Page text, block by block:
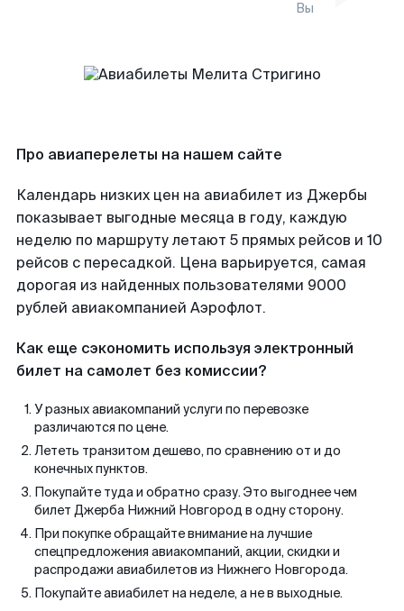
Вы
Про авиаперелеты на нашем сайте
Календарь низких цен на авиабилет из Джербы
показывает выгодные месяца в году, каждую
неделю по маршруту летают 5 прямых рейсов и 10
рейсов с пересадкой. Цена варьируется, самая
дорогая из найденных пользователями 9000
рублей авиакомпанией Аэрофлот.
Как еще сэкономить используя электронный
билет на самолет без комиссии?
У разных авиакомпаний услуги по перевозке
различаются по цене.
Лететь транзитом дешево, по сравнению от и до
конечных пунктов.
Покупайте туда и обратно сразу. Это выгоднее чем
билет Джерба Нижний Новгород в одну сторону.
При покупке обращайте внимание на лучшие
спецпредложения авиакомпаний, акции, скидки и
распродажи авиабилетов из Нижнего Новгорода.
Покупайте авиабилет на неделе, а не в выходные.